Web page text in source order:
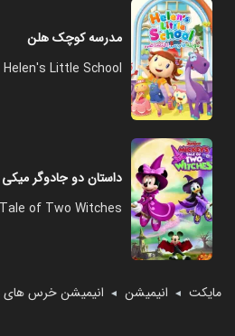
مایکت ◄ انیمیشن ◄ انیمیشن خرس های
مدرسه کوچک هلن
Helen's Little School
داستان دو جادوگر میکی
of Two Witches